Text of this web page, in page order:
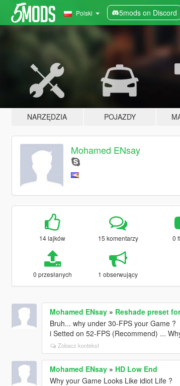
Polski 5mods on Discord
NARZĘDZIA POJAZDY
Mohamed ENsay
14 lajków 15 komentarzy 0
0 przesłanych 1 obserwujący
Mohamed ENsay» Reshade preset
Bruh... why under 30-FPS your Game ?
i Setted on 52-FPS (Recommend) ...
Zobacz kontekst
Mohamed ENsay» HD Low End
Why your Game Looks Like idiot Life ?